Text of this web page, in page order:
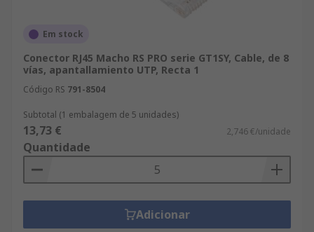
Em stock
Conector RJ45 Macho RS PRO serie GT1SY, Cable, de 8
vías, apantallamiento UTP, Recta 1
Código RS 791-8504
Subtotal (1 embalagem de 5 unidades)
13,73 € 2,746 €/unidade
Quantidade
Adicionar